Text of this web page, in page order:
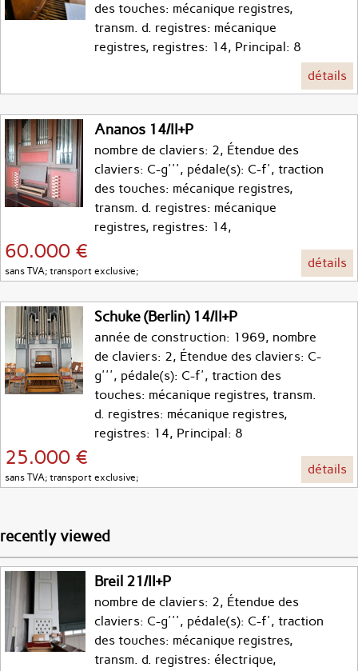
des touches: mécanique registres,
transm. d. registres: mécanique
registres, registres: 14, Principal: 8
détails
Ananos 14/II+P
nombre de claviers: 2, Étendue des
claviers: C-g''', pédale(s): C-f', traction
des touches: mécanique registres,
transm. d. registres: mécanique
registres, registres: 14,
60.000 €
sans TVA; transport exclusive;
détails
Schuke (Berlin) 14/II+P
année de construction: 1969, nombre
de claviers: 2, Étendue des claviers: C-
g''', pédale(s): C-f', traction des
touches: mécanique registres, transm.
d. registres: mécanique registres,
registres: 14, Principal: 8
25.000 €
sans TVA; transport exclusive;
détails
recently viewed
Breil 21/II+P
nombre de claviers: 2, Étendue des
claviers: C-g''', pédale(s): C-f', traction
des touches: mécanique registres,
transm. d. registres: électrique,